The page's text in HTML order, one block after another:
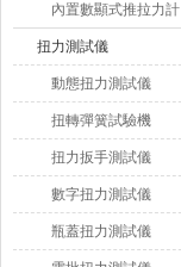
內置數顯式推拉力計
扭力測試儀
動態扭力測試儀
扭轉彈簧試驗機
扭力扳手測試儀
數字扭力測試儀
瓶蓋扭力測試儀